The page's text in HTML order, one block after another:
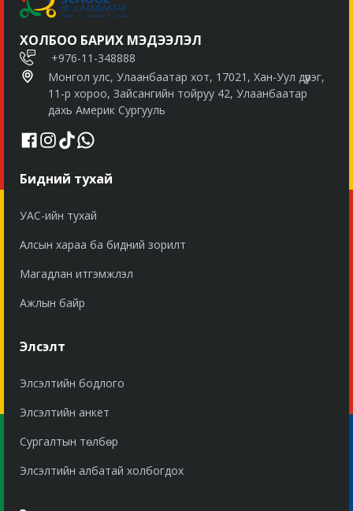
ХОЛБОО БАРИХ МЭДЭЭЛЭЛ
+976-11-348888
Монгол улс, Улаанбаатар хот, 17021, Хан-Уул дүүрэг,
11-р хороо, Зайсангийн тойруу 42, Улаанбаатар
дахь Америк Сургууль
Бидний тухай
УАС-ийн тухай
Алсын хараа ба бидний зорилт
Магадлан итгэмжлэл
Ажлын байр
Элсэлт
Элсэлтийн бодлого
Элсэлтийн анкет
Сургалтын төлбөр
Элсэлтийн албатай холбогдох